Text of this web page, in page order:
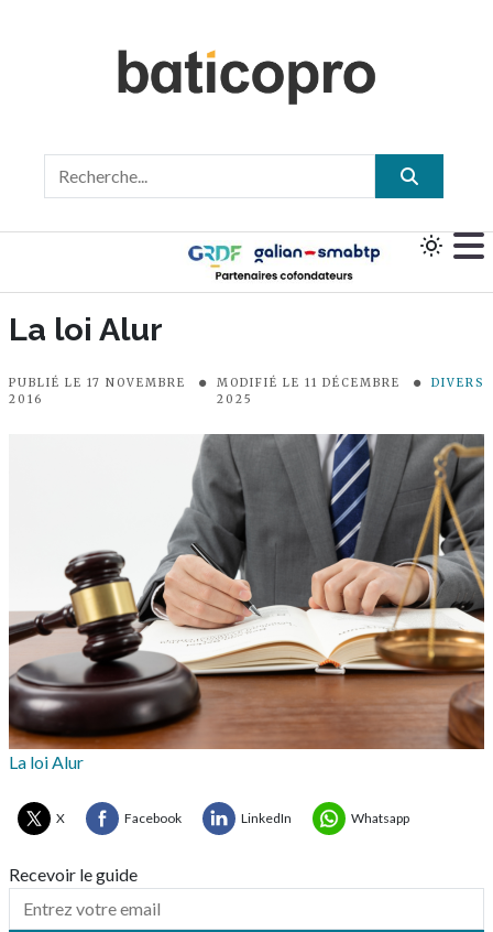
La loi Alur
PUBLIÉ LE 17 NOVEMBRE
2016
MODIFIÉ LE 11 DÉCEMBRE
2025
DIVERS
La loi Alur
X Facebook LinkedIn Whatsapp
Recevoir le guide